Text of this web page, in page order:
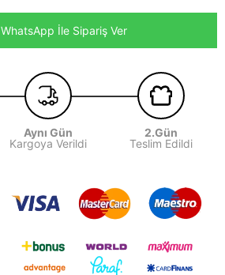
WhatsApp İle Sipariş Ver
Aynı Gün
Kargoya Verildi
2.Gün
Teslim Edildi